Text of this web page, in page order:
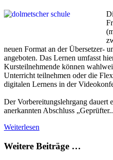
neuen Format an der Übersetzer-
angeboten. Das Lernen umfasst
Kursteilnehmende können
Unterricht teilnehmen oder die
digitalen Lernens in der
Der Vorbereitungslehrgang dauert
anerkannten Abschluss
Weiterlesen
Weitere Beiträge …